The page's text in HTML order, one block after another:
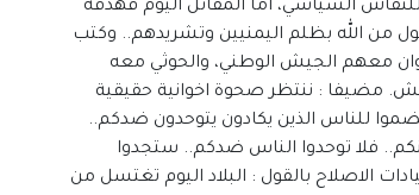
السياسي، أما المقاتل اليوم فهدفه
من الله بظلم اليمنيين وتشريدهم.. وكتب
معهم الجيش الوطني، والحوثي معه
مضيفا : ننتظر صحوة اخوانية حقيقية
للناس الذين يكادون يتوحدون ضدكم..
فلا توحدوا الناس ضدكم.. ستجدوا
الاصلاح بالقول : البلاد اليوم تغتسل من